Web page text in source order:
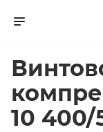
10 400/